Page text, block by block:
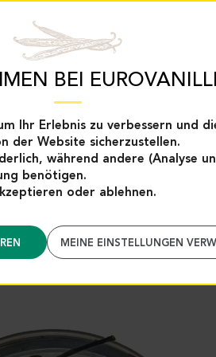
BEI
Ihr Erlebnis zu verbessern und
der Website sicherzustellen.
während andere (Analyse
benötigen.
oder ablehnen.
MEINE EINSTELLUNGEN
VANILLEPRODUKTE